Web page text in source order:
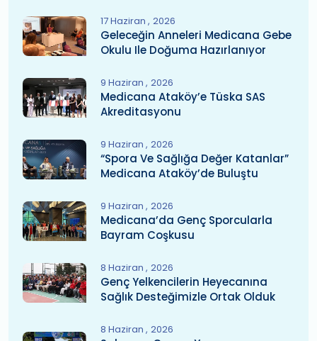
17 Haziran 2026
Geleceğin Anneleri Medicana Gebe
Okulu Ile Doğuma Hazırlanıyor
9 Haziran 2026
Medicana Ataköy’e Tüska SAS
Akreditasyonu
9 Haziran 2026
“Spora Ve Sağlığa Değer Katanlar”
Medicana Ataköy’de Buluştu
9 Haziran 2026
Medicana’da Genç Sporcularla
Bayram Coşkusu
8 Haziran 2026
Genç Yelkencilerin Heyecanına
Sağlık Desteğimizle Ortak Olduk
8 Haziran 2026